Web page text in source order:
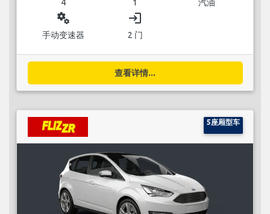
4 1 汽油
miscellaneous_services
手动变速器
login
2 门
查看详情...
5座厢型车